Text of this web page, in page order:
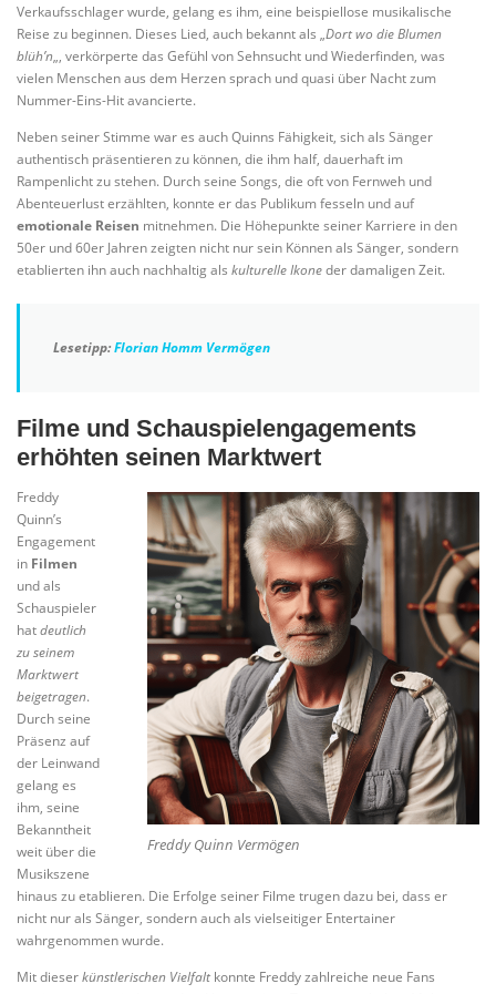
Verkaufsschlager wurde, gelang es ihm, eine beispiellose musikalische
Reise zu beginnen. Dieses Lied, auch bekannt als „Dort wo die Blumen
blüh’n„, verkörperte das Gefühl von Sehnsucht und Wiederfinden, was
vielen Menschen aus dem Herzen sprach und quasi über Nacht zum
Nummer-Eins-Hit avancierte.
Neben seiner Stimme war es auch Quinns Fähigkeit, sich als Sänger
authentisch präsentieren zu können, die ihm half, dauerhaft im
Rampenlicht zu stehen. Durch seine Songs, die oft von Fernweh und
Abenteuerlust erzählten, konnte er das Publikum fesseln und auf
emotionale Reisen mitnehmen. Die Höhepunkte seiner Karriere in den
50er und 60er Jahren zeigten nicht nur sein Können als Sänger, sondern
etablierten ihn auch nachhaltig als kulturelle Ikoneder damaligen Zeit.
Lesetipp:Florian Homm Vermögen
Filme und Schauspielengagements
erhöhten seinen Marktwert
Freddy Quinn Vermögen
Freddy
Quinn’s
Engagement
in Filmen
und als
Schauspieler
hatdeutlich
zu seinem
Marktwert
beigetragen.
Durch seine
Präsenz auf
der Leinwand
gelang es
ihm, seine
Bekanntheit
weit über die
Musikszene
hinaus zu etablieren. Die Erfolge seiner Filme trugen dazu bei, dass er
nicht nur als Sänger, sondern auch als vielseitiger Entertainer
wahrgenommen wurde.
Mit dieserkünstlerischen Vielfalt konnte Freddy zahlreiche neue Fans